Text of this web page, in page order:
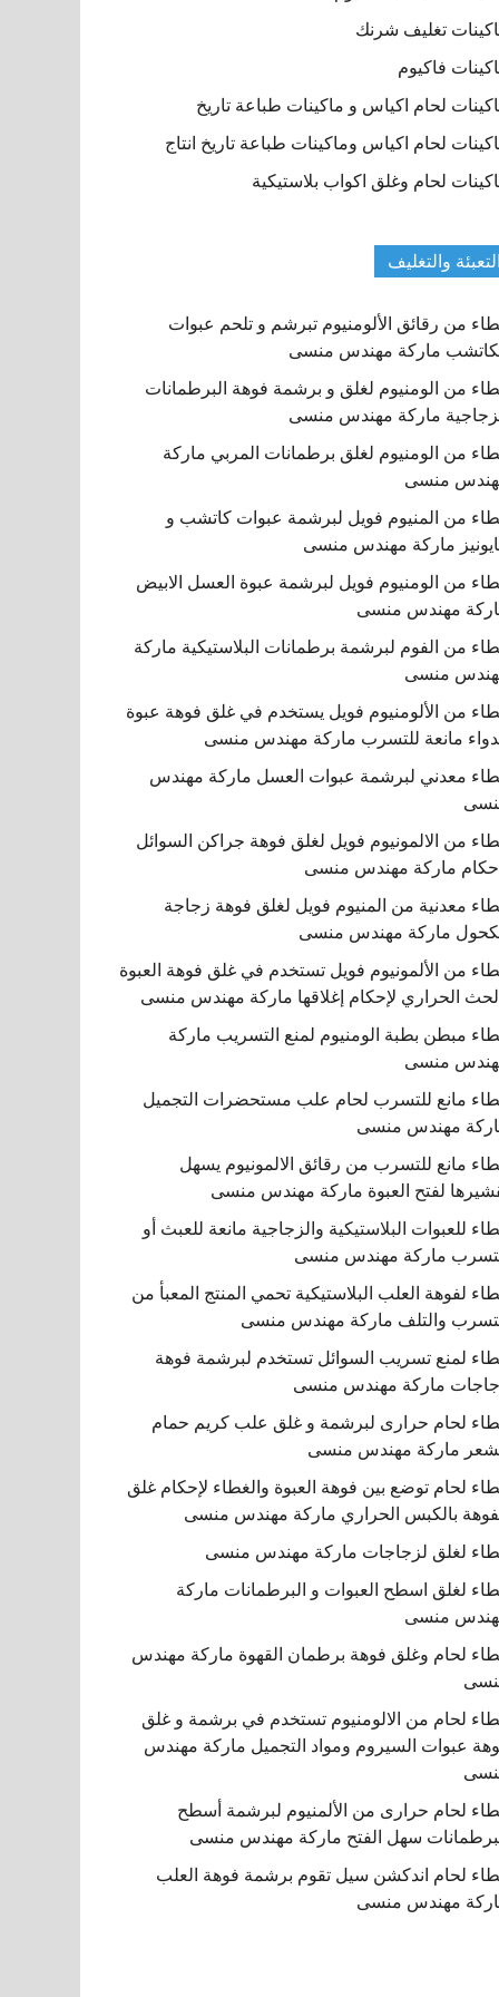
تغليف شرنك
فاكيوم
لحام اكياس و ماكينات طباعة تاريخ
لحام اكياس وماكينات طباعة تاريخ انتاج
لحام وغلق اكواب بلاستيكية
التعبئة والتغليف
من رقائق الألومنيوم تبرشم و تلحم عبوات
ماركة مهندس منسى
من الومنيوم لغلق و برشمة فوهة البرطمانات
ماركة مهندس منسى
من الومنيوم لغلق برطمانات المربي ماركة
منسى
من المنيوم فويل لبرشمة عبوات كاتشب و
ماركة مهندس منسى
من الومنيوم فويل لبرشمة عبوة العسل الابيض
مهندس منسى
من الفوم لبرشمة برطمانات البلاستيكية ماركة
منسى
من الألومنيوم فويل يستخدم في غلق فوهة عبوة
مانعة للتسرب ماركة مهندس منسى
معدني لبرشمة عبوات العسل ماركة مهندس
من الالمونيوم فويل لغلق فوهة جراكن السوائل
ماركة مهندس منسى
معدنية من المنيوم فويل لغلق فوهة زجاجة
ماركة مهندس منسى
من الألمونيوم فويل تستخدم في غلق فوهة العبوة
الحراري لإحكام إغلاقها ماركة مهندس منسى
مبطن بطبة الومنيوم لمنع التسريب ماركة
منسى
مانع للتسرب لحام علب مستحضرات التجميل
مهندس منسى
مانع للتسرب من رقائق الالمونيوم يسهل
لفتح العبوة ماركة مهندس منسى
للعبوات البلاستيكية والزجاجية مانعة للعبث أو
ماركة مهندس منسى
لفوهة العلب البلاستيكية تحمي المنتج المعبأ من
والتلف ماركة مهندس منسى
لمنع تسريب السوائل تستخدم لبرشمة فوهة
ماركة مهندس منسى
لحام حرارى لبرشمة و غلق علب كريم حمام
ماركة مهندس منسى
لحام توضع بين فوهة العبوة والغطاء لإحكام غلق
بالكبس الحراري ماركة مهندس منسى
لغلق لزجاجات ماركة مهندس منسى
لغلق اسطح العبوات و البرطمانات ماركة
منسى
لحام وغلق فوهة برطمان القهوة ماركة مهندس
لحام من الالومنيوم تستخدم في برشمة و غلق
عبوات السيروم ومواد التجميل ماركة مهندس
لحام حرارى من الألمنيوم لبرشمة أسطح
سهل الفتح ماركة مهندس منسى
لحام اندكشن سيل تقوم برشمة فوهة العلب
مهندس منسى